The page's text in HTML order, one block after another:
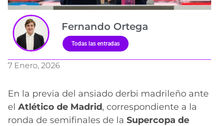
Fernando Ortega
Todas las entradas
7 Enero, 2026
En la previa del ansiado derbi madrileño ante
el Atlético de Madrid, correspondiente a la
ronda de semifinales de la Supercopa de